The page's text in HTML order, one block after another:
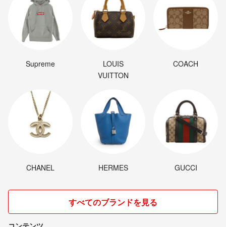
Supreme
LOUIS
VUITTON
COACH
CHANEL HERMES GUCCI
すべてのブランドを見る